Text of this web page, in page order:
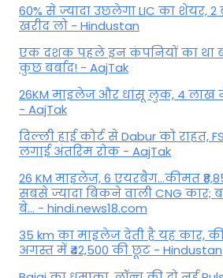
60% से ज्यादा उछलेगा LIC का शेयर,
खरीद लो - Hindustan
एक दशक पहले इन कंपनियों का था
कुछ बर्बाद! - AajTak
26KM माइलेज और धांसू लुक, 4 लाख ने
- AajTak
दिल्ली हाई कोर्ट से Dabur को राहत,
लगाई अंतरिम रोक - AajTak
26 KM माइलेज, 6 एयरबैग...कीमत
सबसे ज्यादा बिकने वाली CNG कार;
बे... - hindi.news18.com
35 km का माइलेज देती है यह कार,
अगस्त में ₹42,500 की छूट - Hindustan